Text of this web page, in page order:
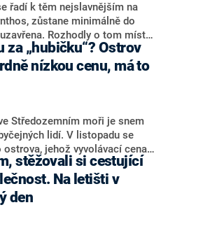
řadí k těm nejslavnějším na
zůstane minimálně do
Rozhodly o tom místní
které představují sesuvy
web Pappas Post.
za „hubičku“? Ostrov
nízkou cenu, má to
Středozemním moři je snem
lidí. V listopadu se
jehož vyvolávací cena
menšího bytu v Praze. Téměř
obklopený azurovými vodami
idylicky, s jeho koupí je ale
háček, který může i za jeho
Na letišti v
den